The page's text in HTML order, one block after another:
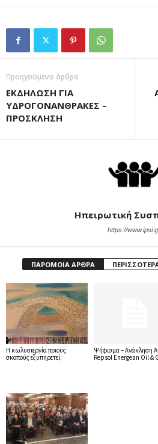
Προηγούμενο άρθρο
ΕΚΔΗΛΩΣΗ ΓΙΑ
ΥΔΡΟΓΟΝΑΝΘΡΑΚΕΣ –
ΠΡΟΣΚΛΗΣΗ
Ηπειρωτική
https://
ΠΑΡΟΜΟΙΑ ΑΡΘΡΑ
Η κωλυσιεργία ποιους
σκοπούς εξυπηρετεί;
Ψήφισμα – Ανάκληση
Repsol Energean Oil &